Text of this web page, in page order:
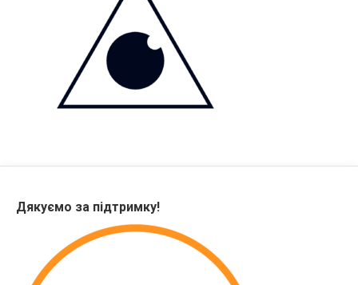
Дякуємо за підтримку!